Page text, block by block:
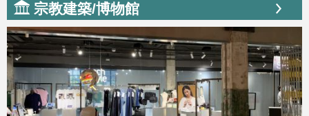
宗教建築/博物館